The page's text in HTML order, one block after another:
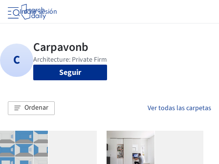
Iniciar sesión
Seguir
Ordenar Ver todas las carpetas